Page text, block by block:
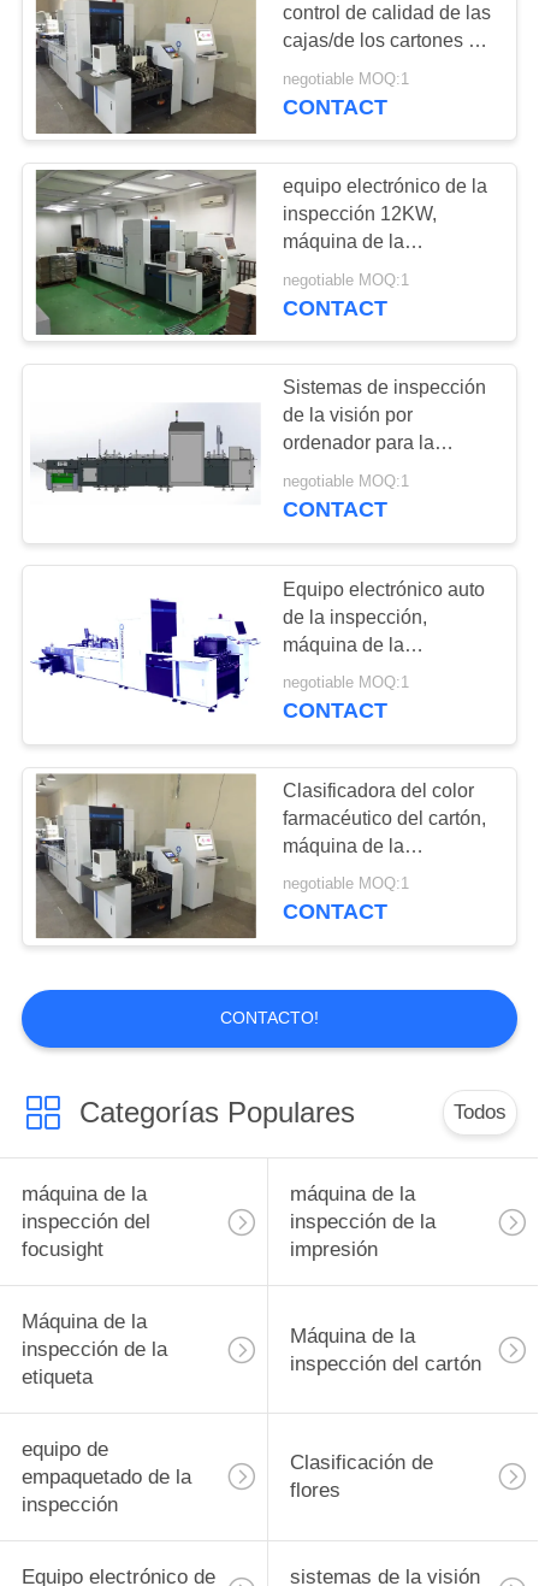
control de calidad de las
cajas/de los cartones de
plegamiento con el
sistema de
negotiable MOQ:1
CONTACT
equipo electrónico de la
inspección 12KW,
máquina de la
inspección de la
impresión de la caja del
negotiable MOQ:1
CONTACT
Sistemas de inspección
de la visión por
ordenador para la
inspección de la
impresión de la caja del
negotiable MOQ:1
CONTACT
Equipo electrónico auto
de la inspección,
máquina de la
inspección del cartón
con el apilador
negotiable MOQ:1
CONTACT
Clasificadora del color
farmacéutico del cartón,
máquina de la
inspección de Focusight
negotiable MOQ:1
CONTACT
CONTACTO!
Categorías Populares Todos
máquina de la
inspección del
focusight
máquina de la
inspección de la
impresión
Máquina de la
inspección de la
etiqueta
Máquina de la
inspección del cartón
equipo de
empaquetado de la
inspección
Clasificación de
flores
Equipo electrónico de sistemas de la visión